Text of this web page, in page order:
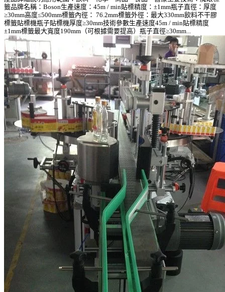
籤品牌名稱：Boson生產速度：45m / min貼標精度：±1mm瓶子直徑：厚度
≥30mm高度≤500mm標籤內徑： 76.2mm標籤外徑：最大330mm飲料不干膠
標籤貼標機瓶子貼標機厚度≥30mm技術參數生產速度45m / min貼標精度
±1mm標籤最大寬度190mm（可根據需要提高）瓶子直徑≥30mm...